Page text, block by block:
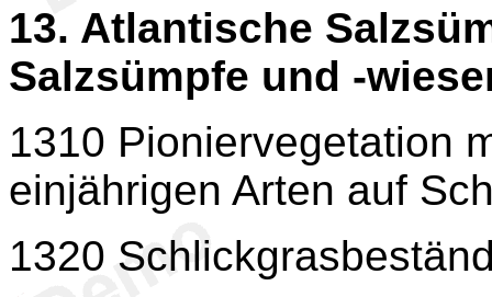
13. Atlantische
Salzsümpfe und -
1310 Pioniervegetation
einjährigen Arten auf
1320